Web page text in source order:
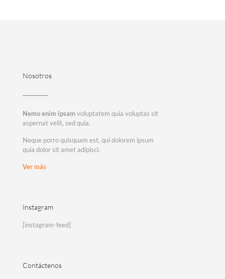
Nosotros
Nemo enim ipsam voluptatem quia voluptas sit
aspernat velit, sed quia.
Neque porro quisquam est, qui dolorem ipsum
quia dolor sit amet adipisci.
Ver más
Instagram
[instagram-feed]
Contáctenos